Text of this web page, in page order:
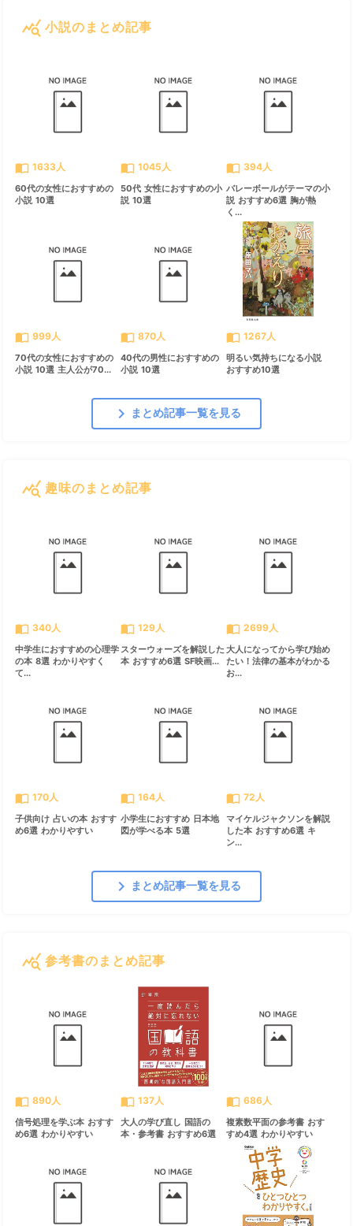
query_stats 小説のまとめ記事
import_contacts 1633人
60代の女性におすすめの
小説 10選
import_contacts 1045人
50代 女性におすすめの小
説 10選
import_contacts 394人
バレーボールがテーマの小
説 おすすめ6選 胸が熱
く...
import_contacts 999人
70代の女性におすすめの
小説 10選 主人公が70...
import_contacts 870人
40代の男性におすすめの
小説 10選
import_contacts 1267人
明るい気持ちになる小説
おすすめ10選
chevron_right まとめ記事一覧を見る
query_stats 趣味のまとめ記事
import_contacts 340人
中学生におすすめの心理学
の本 8選 わかりやすく
て...
import_contacts 129人
スターウォーズを解説した
本 おすすめ6選 SF映画...
import_contacts 2699人
大人になってから学び始め
たい！法律の基本がわかる
お...
import_contacts 170人
子供向け 占いの本 おすす
め6選 わかりやすい
import_contacts 164人
小学生におすすめ 日本地
図が学べる本 5選
import_contacts 72人
マイケルジャクソンを解説
した本 おすすめ6選 キ
ン...
chevron_right まとめ記事一覧を見る
query_stats 参考書のまとめ記事
import_contacts 890人
信号処理を学ぶ本 おすす
め6選 わかりやすい
import_contacts 137人
大人の学び直し 国語の
本・参考書 おすすめ6選
import_contacts 686人
複素数平面の参考書 おす
すめ4選 わかりやすい